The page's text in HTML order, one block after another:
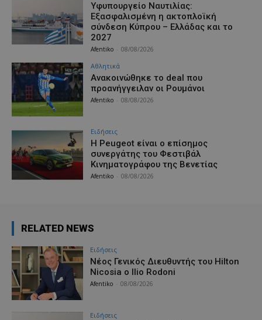
Υφυπουργείο Ναυτιλίας:
Εξασφαλισμένη η ακτοπλοϊκή
σύνδεση Κύπρου – Ελλάδας και το
2027
Afentiko 08/08/2026
Αθλητικά
Aνακοινώθηκε το deal που
προανήγγειλαν οι Ρουμάνοι
Afentiko 08/08/2026
Ειδήσεις
Η Peugeot είναι ο επίσημος
συνεργάτης του Φεστιβάλ
Κινηματογράφου της Βενετίας
Afentiko 08/08/2026
RELATED NEWS
Ειδήσεις
Νέος Γενικός Διευθυντής του Hilton
Nicosia ο Ilio Rodoni
Afentiko 08/08/2026
Ειδήσεις